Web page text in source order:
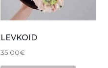
LEVKOID
35.00€